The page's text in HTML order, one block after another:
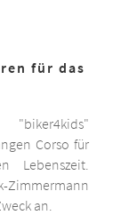
für das
Corso für
Lebenszeit.
Zimmermann
an.